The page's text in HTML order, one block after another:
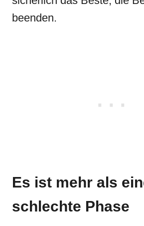
beenden.
Es ist mehr als
schlechte Phase